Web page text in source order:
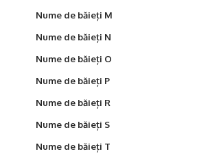
Nume de băieți M
Nume de băieți N
Nume de băieți O
Nume de băieți P
Nume de băieți R
Nume de băieți S
Nume de băieți T